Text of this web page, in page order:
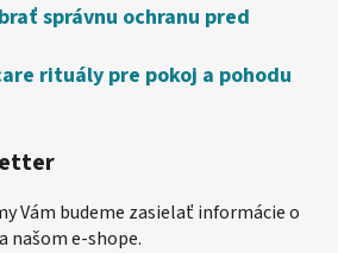
správnu ochranu pred
rituály pre pokoj a pohodu
Vám budeme zasielať informácie o
našom e-shope.